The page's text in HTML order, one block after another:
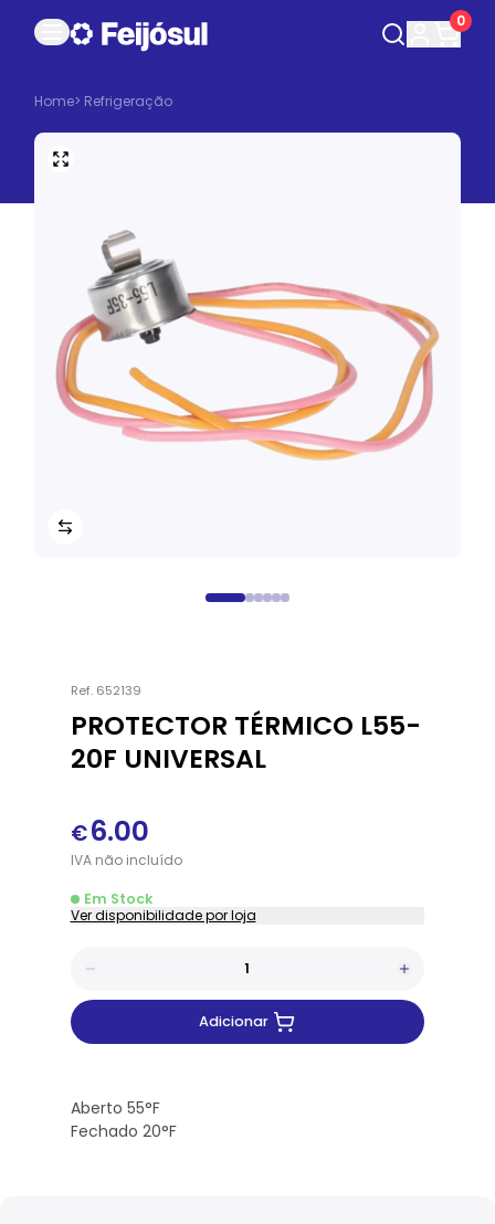
0
Home> Refrigeração
Ref. 652139
PROTECTOR TÉRMICO L55-
20F UNIVERSAL
€6.00
IVAnãoincluído
Em Stock
Ver disponibilidade por loja
Adicionar
Aberto 55°F
Fechado 20°F